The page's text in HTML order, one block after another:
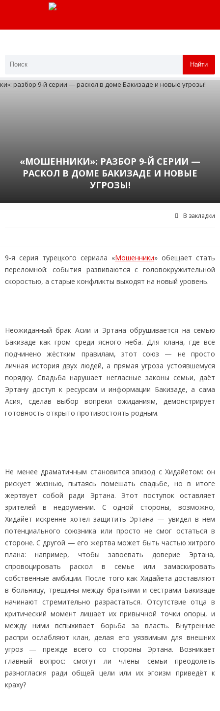
Найти
«МОШЕННИКИ»: РАЗБОР 9‑Й СЕРИИ —
РАСКОЛ В ДОМЕ БАКИЗАДЕ И НОВЫЕ
УГРОЗЫ!
В закладки
9‑я серия турецкого сериала «Мошенники» обещает стать
переломной: события развиваются с головокружительной
скоростью, а старые конфликты выходят на новый уровень.
Неожиданный брак Асии и Эртана обрушивается на семью
Бакизаде как гром среди ясного неба. Для клана, где всё
подчинено жёстким правилам, этот союз — не просто
личная история двух людей, а прямая угроза устоявшемуся
порядку. Свадьба нарушает негласные законы семьи, даёт
Эртану доступ к ресурсам и информации Бакизаде, а сама
Асия, сделав выбор вопреки ожиданиям, демонстрирует
готовность открыто противостоять родным.
Не менее драматичным становится эпизод с Хидайетом: он
рискует жизнью, пытаясь помешать свадьбе, но в итоге
жертвует собой ради Эртана. Этот поступок оставляет
зрителей в недоумении. С одной стороны, возможно,
Хидайет искренне хотел защитить Эртана — увидел в нём
потенциального союзника или просто не смог остаться в
стороне. С другой — его жертва может быть частью хитрого
плана: например, чтобы завоевать доверие Эртана,
спровоцировать раскол в семье или замаскировать
собственные амбиции. После того как Хидайета доставляют
в больницу, трещины между братьями и сёстрами Бакизаде
начинают стремительно разрастаться. Отсутствие отца в
критический момент лишает их привычной точки опоры, и
между ними вспыхивает борьба за власть. Внутренние
распри ослабляют клан, делая его уязвимым для внешних
угроз — прежде всего со стороны Эртана. Возникает
главный вопрос: смогут ли члены семьи преодолеть
разногласия ради общей цели или их эгоизм приведёт к
краху?